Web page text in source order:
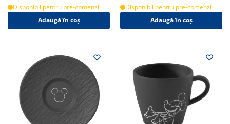
Disponibil pentru pre-comenzi
Adaugă în coș
Disponibil pentru pre-comenzi
Adaugă în coș